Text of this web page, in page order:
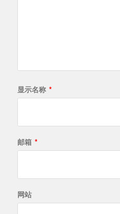
显示名称 *
邮箱 *
网站